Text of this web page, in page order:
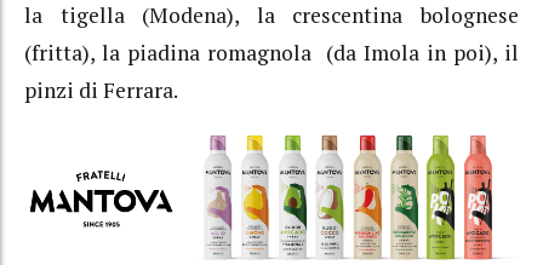
la tigella (Modena), la crescentina bolognese
(fritta), la piadina romagnola (da Imola in poi), il
pinzi di Ferrara.